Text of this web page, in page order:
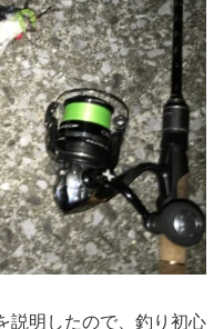
説明したので、釣り初心